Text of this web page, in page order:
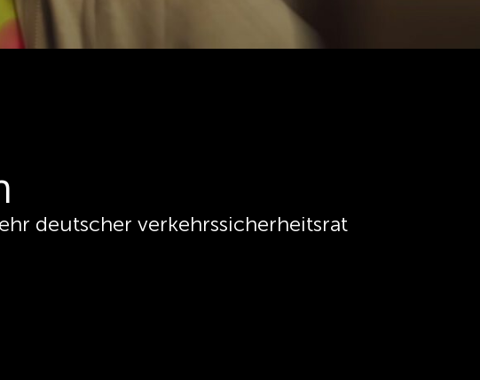
deutscher verkehrssicherheitsrat